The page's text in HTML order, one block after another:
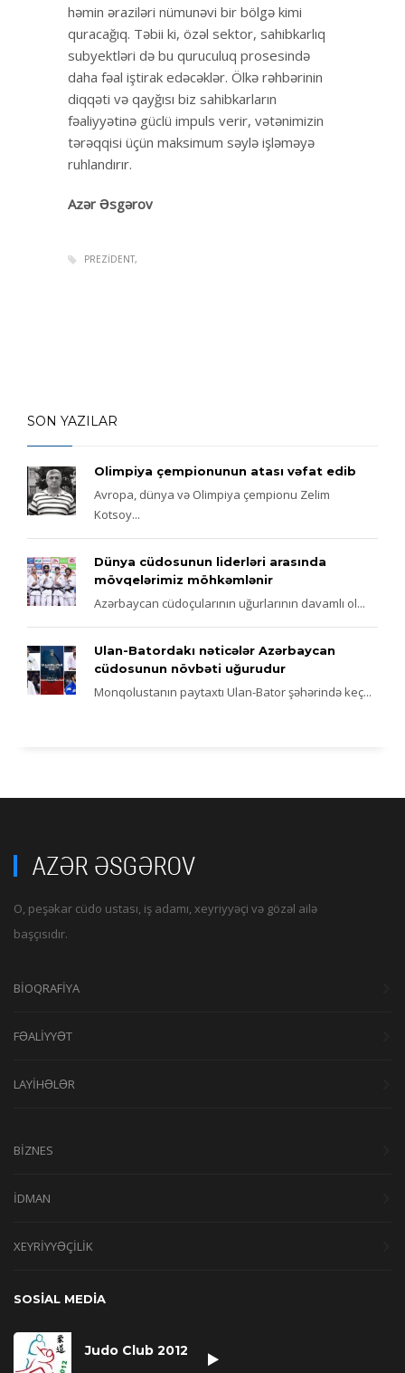
həmin əraziləri nümunəvi bir bölgə kimi
quracağıq. Təbii ki, özəl sektor, sahibkarlıq
subyektləri də bu quruculuq prosesində
daha fəal iştirak edəcəklər. Ölkə rəhbərinin
diqqəti və qayğısı biz sahibkarların
fəaliyyətinə güclü impuls verir, vətənimizin
tərəqqisi üçün maksimum səylə işləməyə
ruhlandırır.
Azər Əsgərov
PREZIDENT
SON YAZILAR
Olimpiya çempionunun atası vəfat edib
Avropa, dünya və Olimpiya çempionu Zelim
Kotsoy...
Dünya cüdosunun liderləri arasında
mövqelərimiz möhkəmlənir
Azərbaycan cüdoçularının uğurlarının davamlı ol...
Ulan-Batordakı nəticələr Azərbaycan
cüdosunun növbəti uğurudur
Monqolustanın paytaxtı Ulan-Bator şəhərində keç...
O, peşəkar cüdo ustası, iş adamı, xeyriyyəçi və gözəl ailə
başçısıdır.
BİOQRAFİYA
FƏALİYYƏT
LAYİHƏLƏR
BİZNES
İDMAN
XEYRİYYƏÇİLİK
SOSİAL MEDİA
Judo Club 2012